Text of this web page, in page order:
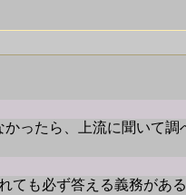
ったら、上流に聞いて調
ても必ず答える義務がある